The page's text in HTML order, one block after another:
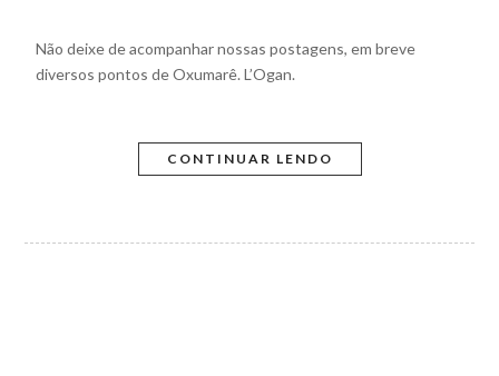
Não deixe de acompanhar nossas postagens, em breve
diversos pontos de Oxumarê. L’Ogan.
CONTINUAR LENDO